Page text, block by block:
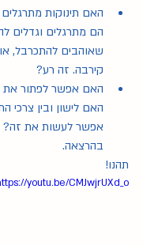
מחשבות על הנקה (23)
23 פוסטים
(9)
הרצאות וסרטונים (13)
13 פוסטים
מאמרים מוקלטים (17)
17 פוסטים
عربي
(23)
23 פוסטים
Englishפוסט 1
חשיבות חלב האם (19)
19 פוסטים
גמילה מהנקה (6)
הנקה בתקופת חירום
האם תינוקות
הם מתרגלים וגדלים
שאוהבים להתכרבל,
קירבה. זה רע?
האם אפשר לפתור את
האם לישון ובין צרכי
אפשר לעשות את זה?
בהרצאה.
תהנו!
youtu.be/CMJwjrUXd_o